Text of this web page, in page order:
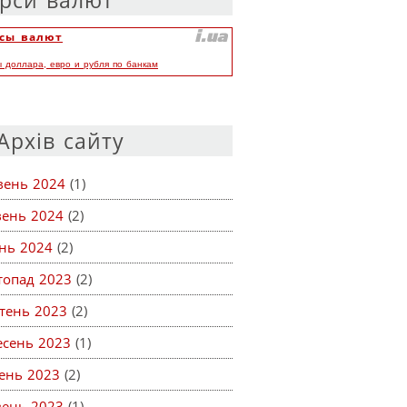
валют
доллара, евро и рубля по банкам
сайту
2024 (1)
2024 (2)
2024 (2)
2023 (2)
2023 (2)
2023 (1)
2023 (2)